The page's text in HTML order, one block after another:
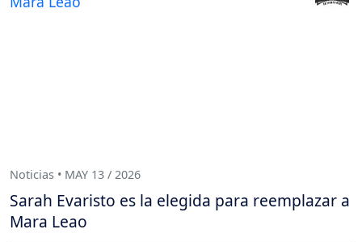
Noticias • MAY 13 / 2026
Sarah Evaristo es la elegida para reemplazar a
Mara Leao